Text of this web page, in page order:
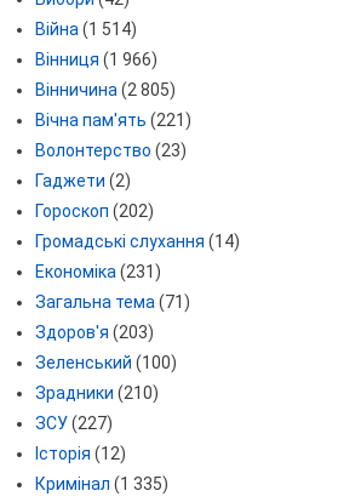
Війна (1 514)
Вінниця (1 966)
Вінничина (2 805)
Вічна пам'ять (221)
Волонтерство (23)
Гаджети (2)
Гороскоп (202)
Громадські слухання (14)
Економіка (231)
Загальна тема (71)
Здоров'я (203)
Зеленський (100)
Зрадники (210)
ЗСУ(227)
Історія (12)
Кримінал (1 335)